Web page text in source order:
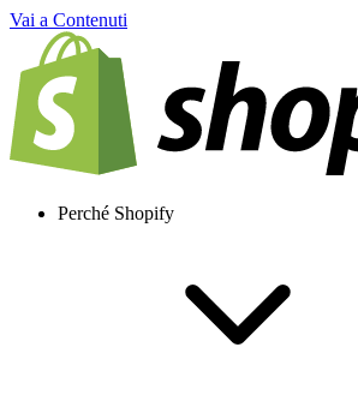
Vai a Contenuti
Perché Shopify